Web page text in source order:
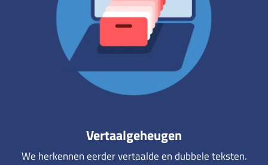
Vertaalgeheugen
We herkennen eerder vertaalde en dubbele teksten.